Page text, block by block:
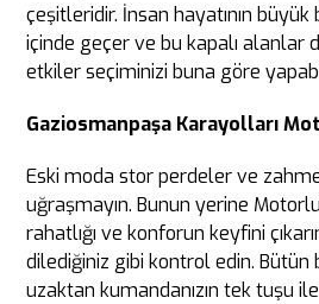
çeşitleridir. İnsan hayatının
içinde geçer ve bu kapalı alanlar
etkiler seçiminizi buna göre
Gaziosmanpaşa Karayolları
Eski moda stor perdeler ve
uğraşmayın. Bunun yerine
rahatlığı ve konforun keyfini
dilediğiniz gibi kontrol edin. Bütün
uzaktan kumandanızın tek tuşu